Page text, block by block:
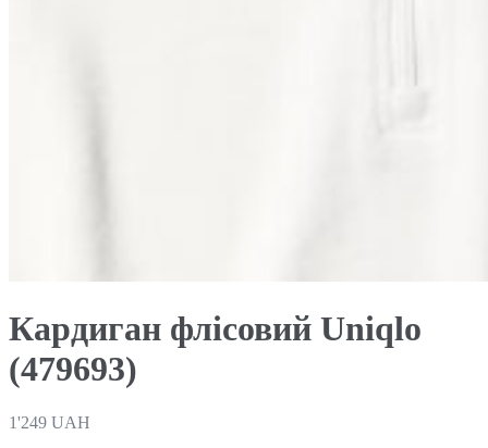
Кардиган флісовий Uniqlo
(479693)
1'249 UAH